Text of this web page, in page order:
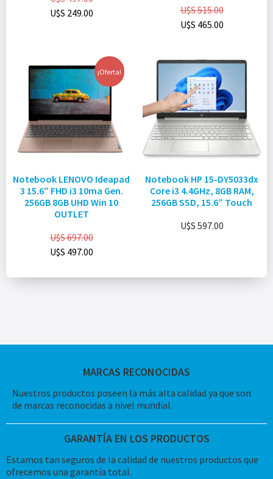
U$S 249.00
U$S515.00
U$S 465.00
¡Oferta!
Notebook LENOVO Ideapad
3 15.6″ FHD i3 10ma Gen.
256GB 8GB UHD Win 10
OUTLET
U$S697.00
U$S 497.00
Notebook HP 15-DY5033dx
Core i3 4.4GHz, 8GB RAM,
256GB SSD, 15.6″ Touch
U$S 597.00
MARCAS RECONOCIDAS
Nuestros productos poseen la más alta calidad ya que son
de marcas reconocidas a nivel mundial
GARANTÍA EN LOS PRODUCTOS
Estamos tan seguros de la calidad de nuestros productos que
ofrecemos una garantía total.